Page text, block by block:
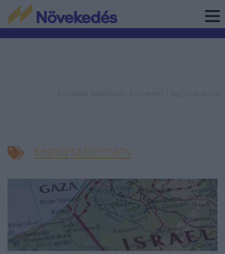
segélyszállítmány